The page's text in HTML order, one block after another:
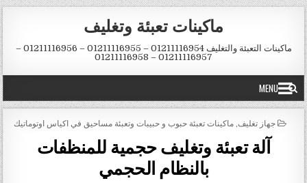
Skip to content
ماكينات تعبئة وتغليف
ماكينات التعبئة والتغليف 01211116954 – 01211116955 – 01211116956 –
01211116957 – 01211116958
MENU
POSTED IN
جهاز تغليف ماكينات تعبئة حبوب و حبيبات وتعبئة مساحيق في اكياس اوتوماتيك
آلة تعبئة وتغليف حجمية للمنظفات
بالنظام الحجمي